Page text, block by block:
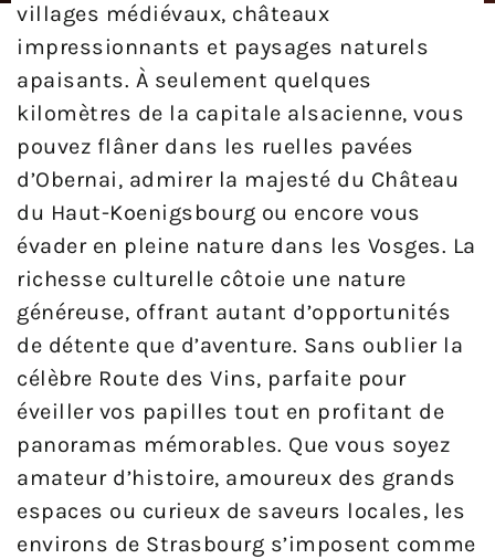
villages médiévaux, châteaux
impressionnants et paysages naturels
apaisants. À seulement quelques
kilomètres de la capitale alsacienne, vous
pouvez flâner dans les ruelles pavées
d’Obernai, admirer la majesté du Château
du Haut-Koenigsbourg ou encore vous
évader en pleine nature dans les Vosges. La
richesse culturelle côtoie une nature
généreuse, offrant autant d’opportunités
de détente que d’aventure. Sans oublier la
célèbre Route des Vins, parfaite pour
éveiller vos papilles tout en profitant de
panoramas mémorables. Que vous soyez
amateur d’histoire, amoureux des grands
espaces ou curieux de saveurs locales, les
environs de Strasbourg s’imposent comme